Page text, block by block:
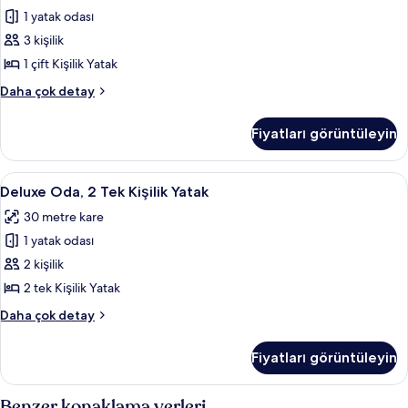
daha
fazla
detay
Yatak
Odası
için
tüm
fotoğrafları
1 yatak odası
3 kişilik
1 çift Kişilik Yatak
Daha çok detay
Executive
Odası
hakkında
daha
detay
Fiyatları görüntüleyin
Deluxe
Oda,
2
Tek
Kişilik
Yatak
için
tüm
görün
2 bar/dinlenme salonu, 2 havuz kenarı
4
Deluxe Oda, 2 Tek Kişilik Yatak
30 metre kare
1 yatak odası
2 kişilik
2 tek Kişilik Yatak
Daha çok detay
Deluxe
Kişilik
Yatak
Fiyatları görüntüleyin